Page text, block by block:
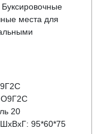
места для
О9Г2С
20
95*60*75